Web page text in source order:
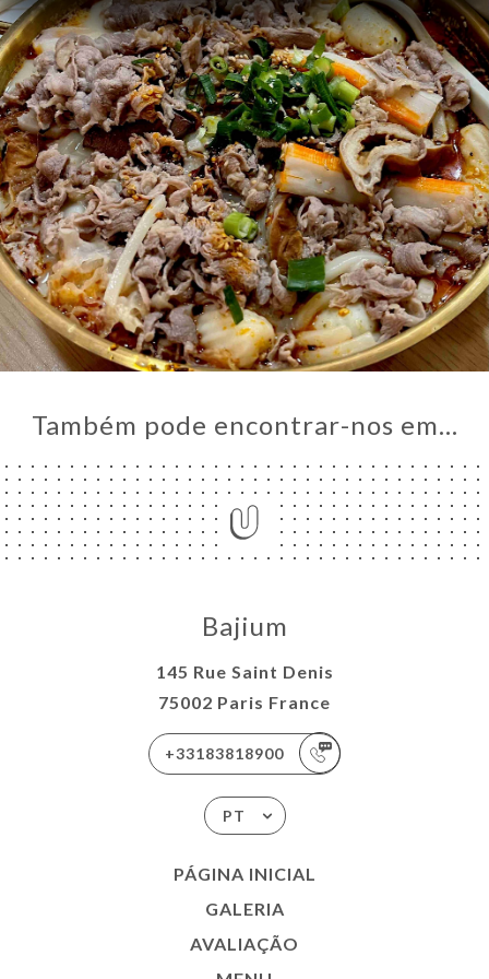
Também pode encontrar-nos em…
Bajium
145 Rue Saint Denis
75002 Paris France
+33183818900
PT
PÁGINA INICIAL
GALERIA
AVALIAÇÃO